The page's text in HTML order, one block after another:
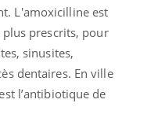
L'amoxicilline est
prescrits, pour
sinusites,
dentaires. En ville
l’antibiotique de